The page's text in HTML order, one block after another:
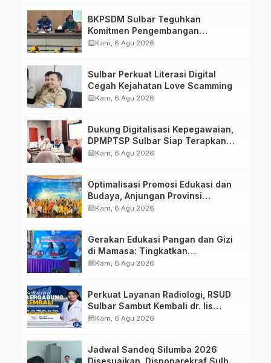
BKPSDM Sulbar Teguhkan
Komitmen Pengembangan
Kompetensi ASN melalui
calendar_monthKam, 6 Agu 2026
Sulbar Perkuat Literasi Digital
Cegah Kejahatan Love Scamming
calendar_monthKam, 6 Agu 2026
Dukung Digitalisasi Kepegawaian,
DPMPTSP Sulbar Siap Terapkan
Aplikasi FLEKSI ASN
calendar_monthKam, 6 Agu 2026
Optimalisasi Promosi Edukasi dan
Budaya, Anjungan Provinsi
Sulawesi Barat Perkuat Kolaborasi
calendar_monthKam, 6 Agu 2026
Gerakan Edukasi Pangan dan Gizi
di Mamasa: Tingkatkan
Pengetahuan dan Keterampilan
calendar_monthKam, 6 Agu 2026
Perkuat Layanan Radiologi, RSUD
Sulbar Sambut Kembali dr. Iis
Imelda, Sp.Rad
calendar_monthKam, 6 Agu 2026
Jadwal Sandeq Silumba 2026
Disesuaikan, Dispoparekraf Sulbar